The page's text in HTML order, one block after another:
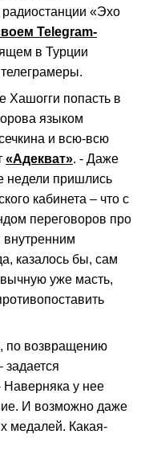
«Эхо
Telegram-
в Турции
Хашогги попасть в
языком
и всю-всю
«Адекват». - Даже
недели пришлись
кабинета – что с
переговоров про
внутренним
казалось бы, сам
уже масть,
по возвращению
Наверняка у нее
И возможно даже
медалей. Какая-